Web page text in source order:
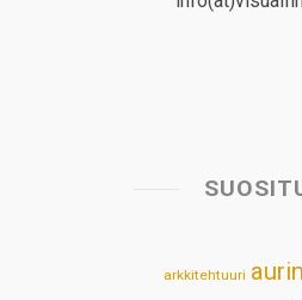
arkkitehtuuri